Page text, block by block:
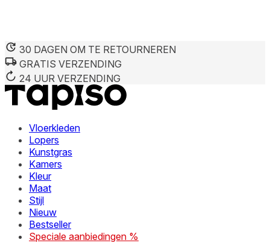
30 DAGEN OM TE RETOURNEREN
GRATIS VERZENDING
24 UUR VERZENDING
Vloerkleden
Lopers
Kunstgras
Kamers
Kleur
Maat
Stijl
Nieuw
Bestseller
Speciale aanbiedingen %
We gebruiken cookies om inhoud en advertenties te
deze informatie combineren met andere gegevens die u
diensten.
Noodzakelijk
Noodzakelijke cookies zijn essentieel voor de
verandert, zoals uw voorkeurstaal of de regio waar u zich